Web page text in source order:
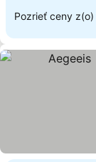
Pozrieť ceny z(o)